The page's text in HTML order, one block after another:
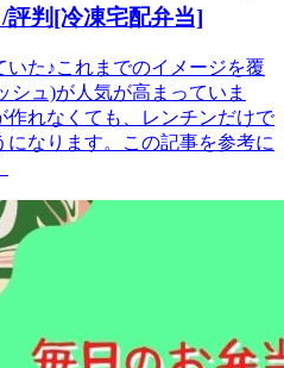
評判[冷凍宅配弁当]
た♪これまでのイメージを覆
シュ)が人気が高まっていま
れなくても、レンチンだけで
なります。この記事を参考に